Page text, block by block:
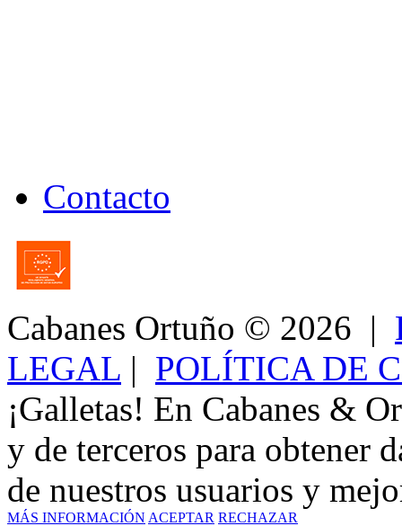
Contacto
Cabanes Ortuño © 2026 |
LEGAL | POLÍTICA DE
¡Galletas! En Cabanes &
y de terceros para obtener
de nuestros usuarios y
MÁS INFORMACIÓN ACEPTAR RECHAZAR